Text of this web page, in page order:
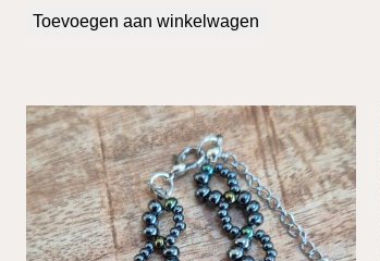
Toevoegen aan winkelwagen